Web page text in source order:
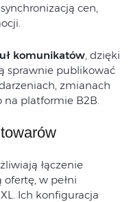
cen,
komunikatów , dzięki
sprawnie publikować
zmianach
platformie B2B.
łączenie
w pełni
Ich konfiguracja